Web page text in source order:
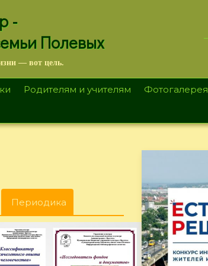
-
Полевых
— вот цель.
Родителям и учителям Фотогалерея
Периодика
вкладка)